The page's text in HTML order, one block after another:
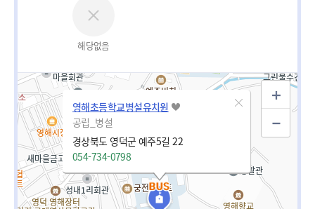
해당없음
영해초등학교병설유치원
공립_병설
경상북도 영덕군 예주5길 22
054-734-0798